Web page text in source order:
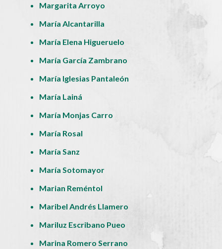
Margarita Arroyo
María Alcantarilla
María Elena Higueruelo
María García Zambrano
María Iglesias Pantaleón
María Lainá
María Monjas Carro
María Rosal
María Sanz
María Sotomayor
Marian Reméntol
Maribel Andrés Llamero
Mariluz Escribano Pueo
Marina Romero Serrano